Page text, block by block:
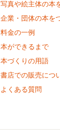
写真や絵主体の本
企業・団体の本を
料金の一例
本ができるまで
本づくりの用語
書店での販売につ
よくある質問